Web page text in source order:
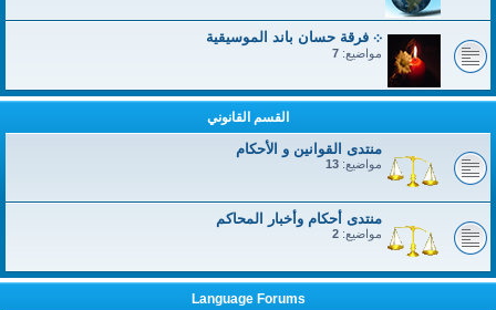
܀ فرقة حسان باند الموسيقية
مواضيع: 7
القسم القانوني
منتدى القوانين و الأحكام
مواضيع: 13
منتدى أحكام وأخبار المحاكم
مواضيع: 2
Language Forums